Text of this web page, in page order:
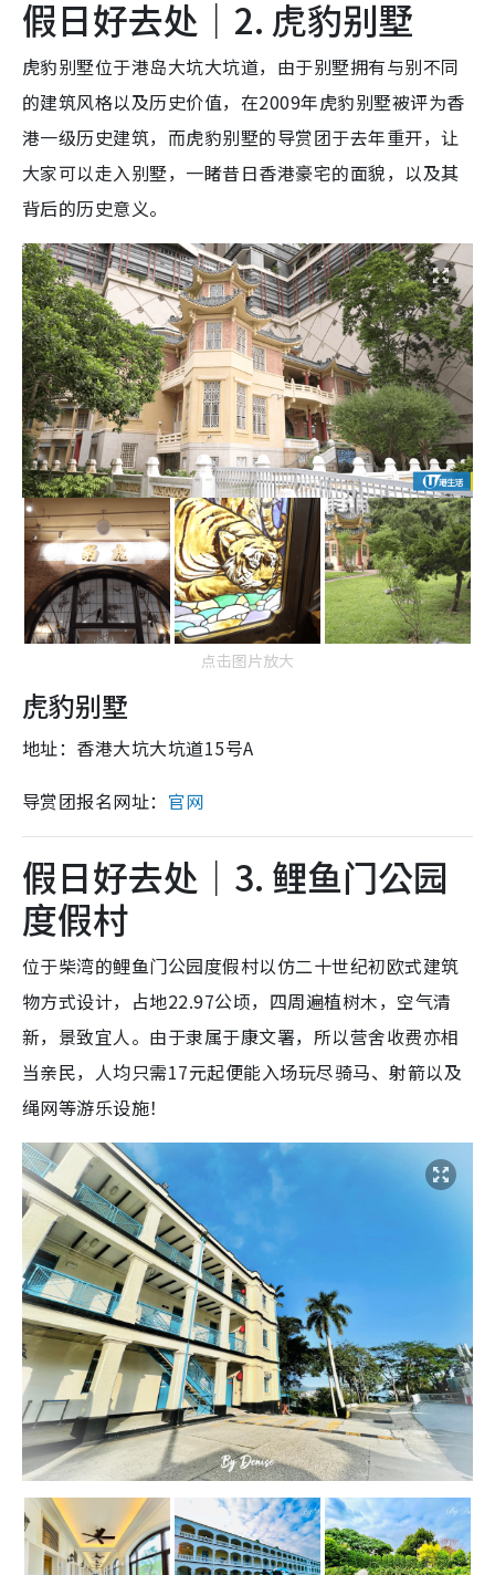
假日好去处｜2. 虎豹别墅
虎豹别墅位于港岛大坑大坑道，由于别墅拥有与别不同
的建筑风格以及历史价值，在2009年虎豹别墅被评为香
港一级历史建筑，而虎豹别墅的导赏团于去年重开，让
大家可以走入别墅，一睹昔日香港豪宅的面貌，以及其
背后的历史意义。
点击图片放大
虎豹别墅
地址：香港大坑大坑道15号A
导赏团报名网址： 官网
假日好去处｜3. 鲤鱼门公园
度假村
位于柴湾的鲤鱼门公园度假村以仿二十世纪初欧式建筑
物方式设计，占地22.97公顷，四周遍植树木，空气清
新，景致宜人。由于隶属于康文署，所以营舍收费亦相
当亲民，人均只需17元起便能入场玩尽骑马、射箭以及
绳网等游乐设施！